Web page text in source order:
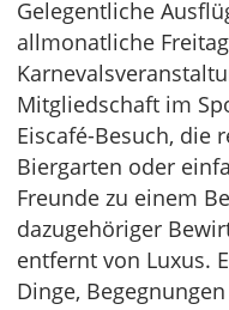
Gelegentliche
allmonatliche
Mitgliedschaft im
Eiscafé-Besuch, die
Biergarten oder
Freunde zu einem
dazugehöriger
entfernt von Luxus.
Dinge,